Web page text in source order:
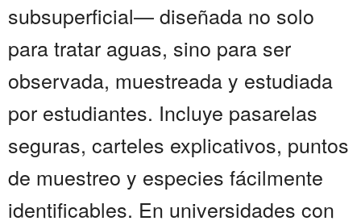
subsuperficial— diseñada no solo
para tratar aguas, sino para ser
observada, muestreada y estudiada
por estudiantes. Incluye pasarelas
seguras, carteles explicativos, puntos
de muestreo y especies fácilmente
identificables. En universidades con